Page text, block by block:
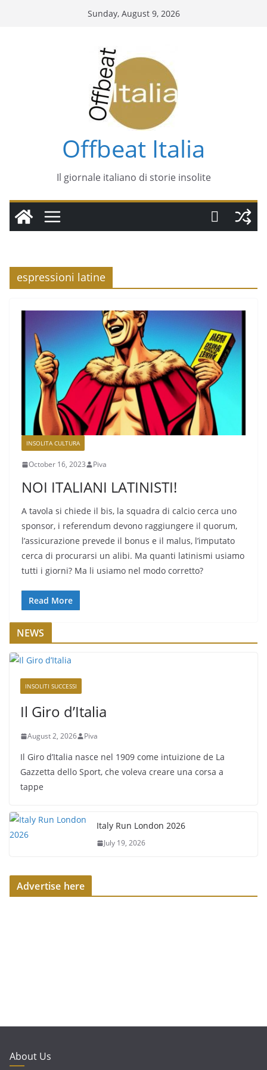
Sunday, August 9, 2026
Offbeat Italia
Il giornale italiano di storie insolite
espressioni latine
INSOLITA CULTURA
October 16, 2023 Piva
NOI ITALIANI LATINISTI!
A tavola si chiede il bis, la squadra di calcio cerca uno
sponsor, i referendum devono raggiungere il quorum,
l’assicurazione prevede il bonus e il malus, l’imputato
cerca di procurarsi un alibi. Ma quanti latinismi usiamo
tutti i giorni? Ma li usiamo nel modo corretto?
Read More
NEWS
INSOLITI SUCCESSI
Il Giro d’Italia
August 2, 2026 Piva
Il Giro d’Italia nasce nel 1909 come intuizione de La
Gazzetta dello Sport, che voleva creare una corsa a
tappe
Italy Run London 2026
July 19, 2026
Advertise here
About Us